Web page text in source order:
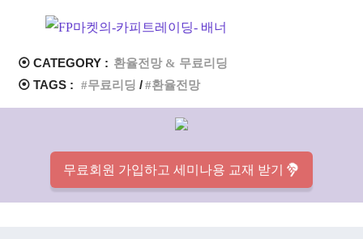
⦿ CATEGORY : 환율전망 & 무료리딩
⦿ TAGS :
무료리딩 환율전망
무료회원 가입하고 세미나용 교재 받기